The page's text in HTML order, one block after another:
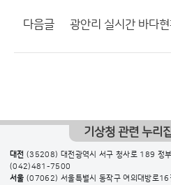
다음글 광안리 실시간 바다
기상청 관련 누리
대전 (35208) 대전광역시 서구 청사로 189 정
(042)481-7500
서울 (07062) 서울특별시 동작구 여의대방로